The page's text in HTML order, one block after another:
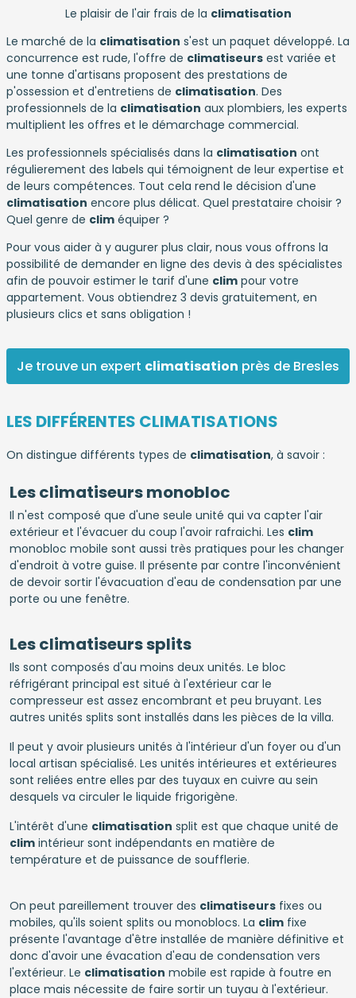
Le plaisir de l'air frais de la climatisation
Le marché de la climatisation s'est un paquet développé. La
concurrence est rude, l'offre de climatiseurs est variée et
une tonne d'artisans proposent des prestations de
p'ossession et d'entretiens de climatisation. Des
professionnels de la climatisation aux plombiers, les experts
multiplient les offres et le démarchage commercial.
Les professionnels spécialisés dans la climatisation ont
régulierement des labels qui témoignent de leur expertise et
de leurs compétences. Tout cela rend le décision d'une
climatisation encore plus délicat. Quel prestataire choisir ?
Quel genre de clim équiper ?
Pour vous aider à y augurer plus clair, nous vous offrons la
possibilité de demander en ligne des devis à des spécialistes
afin de pouvoir estimer le tarif d'une clim pour votre
appartement. Vous obtiendrez 3 devis gratuitement, en
plusieurs clics et sans obligation !
Je trouve un expert climatisation près de Bresles
LES DIFFÉRENTES CLIMATISATIONS
On distingue différents types de climatisation, à savoir :
Les climatiseurs monobloc
Il n'est composé que d'une seule unité qui va capter l'air
extérieur et l'évacuer du coup l'avoir rafraichi. Les clim
monobloc mobile sont aussi très pratiques pour les changer
d'endroit à votre guise. Il présente par contre l'inconvénient
de devoir sortir l'évacuation d'eau de condensation par une
porte ou une fenêtre.
Les climatiseurs splits
Ils sont composés d'au moins deux unités. Le bloc
réfrigérant principal est situé à l'extérieur car le
compresseur est assez encombrant et peu bruyant. Les
autres unités splits sont installés dans les pièces de la villa.
Il peut y avoir plusieurs unités à l'intérieur d'un foyer ou d'un
local artisan spécialisé. Les unités intérieures et extérieures
sont reliées entre elles par des tuyaux en cuivre au sein
desquels va circuler le liquide frigorigène.
L'intérêt d'une climatisation split est que chaque unité de
climintérieur sont indépendants en matière de
température et de puissance de soufflerie.
On peut pareillement trouver des climatiseursfixes ou
mobiles, qu'ils soient splits ou monoblocs. La climfixe
présente l'avantage d'être installée de manière définitive et
donc d'avoir une évacation d'eau de condensation vers
l'extérieur. Le climatisation mobile est rapide à foutre en
place mais nécessite de faire sortir un tuyau à l'extérieur.